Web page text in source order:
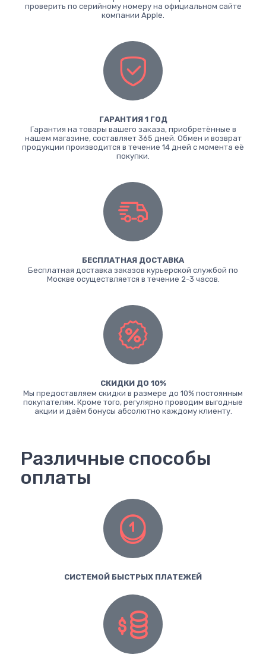
проверить по серийному номеру на официальном сайте
компании Apple.
ГАРАНТИЯ 1 ГОД
Гарантия на товары вашего заказа, приобретённые в
нашем магазине, составляет 365 дней. Обмен и возврат
продукции производится в течение 14 дней с момента её
покупки.
БЕСПЛАТНАЯ ДОСТАВКА
Бесплатная доставка заказов курьерской службой по
Москве осуществляется в течение 2-3 часов.
СКИДКИ ДО 10%
Мы предоставляем скидки в размере до 10% постоянным
покупателям. Кроме того, регулярно проводим выгодные
акции и даём бонусы абсолютно каждому клиенту.
Различные способы
оплаты
СИСТЕМОЙ БЫСТРЫХ ПЛАТЕЖЕЙ